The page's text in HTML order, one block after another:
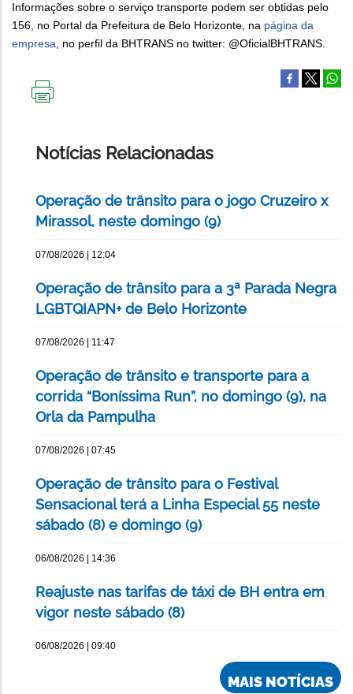
Informações sobre o serviço transporte podem ser obtidas pelo
156, no Portal da Prefeitura de Belo Horizonte, na página da
empresa, no perfil da BHTRANS no twitter: @OficialBHTRANS.
Notícias Relacionadas
Operação de trânsito para o jogo Cruzeiro x
Mirassol, neste domingo (9)
07/08/2026 | 12:04
Operação de trânsito para a 3ª Parada Negra
LGBTQIAPN+ de Belo Horizonte
07/08/2026 | 11:47
Operação de trânsito e transporte para a
corrida “Boníssima Run”, no domingo (9), na
Orla da Pampulha
07/08/2026 | 07:45
Operação de trânsito para o Festival
Sensacional terá a Linha Especial 55 neste
sábado (8) e domingo (9)
06/08/2026 | 14:36
Reajuste nas tarifas de táxi de BH entra em
vigor neste sábado (8)
06/08/2026 | 09:40
MAIS NOTÍCIAS